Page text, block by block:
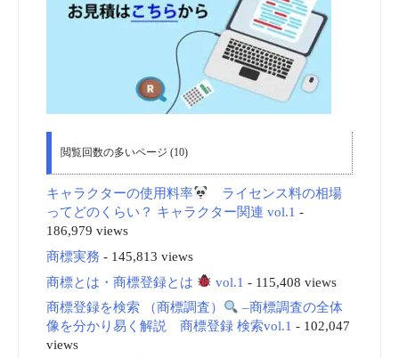
閲覧回数の多いページ (10)
キャラクターの使用料率
ライセンス料の相場
ってどのくらい？ キャラクター関連 vol.1 -
186,979 views
商標実務 - 145,813 views
商標とは・商標登録とは
vol.1 - 115,408 views
商標登録を検索 （商標調査）
–商標調査の全体
像を分かり易く解説 商標登録 検索vol.1 - 102,047
views